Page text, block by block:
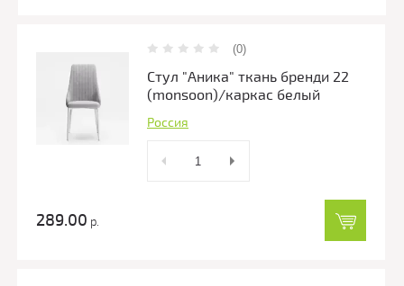
(0)
Стул "Аника" ткань бренди 22
(monsoon)/каркас белый
Россия
289.00 р.